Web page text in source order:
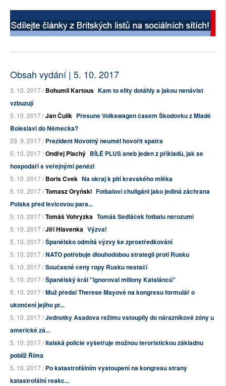
Obsah vydání | 5. 10. 2017
3. 10. 2017 /Bohumil Kartous Kam to elity dotáhly a jakou nenávist
vzbuzují
5. 10. 2017 /Jan Čulík Přesune Volkswagen časem Škodovku z Mladé
Boleslavi do Německa?
29. 9. 2017 /Prezident Novotný neuměl hovořit spatra
5. 10. 2017 /Ondřej Plachý BÍLÉ PLUS aneb jeden z příkladů, jak se
hospodaří s veřejnými penězi
5. 10. 2017 /Boris Cvek Na okraj k pití kravského mléka
5. 10. 2017 /Tomasz Oryński Fotbaloví chuligáni jako jediná záchrana
Polska před levicovou para...
5. 10. 2017 /Tomáš Vohryzka Tomáš Sedláček fotbalu nerozumí
5. 10. 2017 /Jiří Hlavenka Výzva!
5. 10. 2017 /Španělsko odmítá výzvy ke zprostředkování
5. 10. 2017 /NATO potřebuje dlouhodobou strategii proti Rusku
5. 10. 2017 /Současné ceny ropy Rusku nestačí
5. 10. 2017 /Španělský král "ignoroval miliony Katalánců"
5. 10. 2017 /Muž předal Therese Mayové na kongresu formulář o
ukončení jejího pr...
5. 10. 2017 /Jednotky Asadova režimu vstoupily do nárazníkové zóny u
americké zá...
5. 10. 2017 /Italská policie vyšetřuje možnou teroristickou základnu
poblíž Říma
5. 10. 2017 /Po katastrofálním vystoupení na kongresu strany
katastrofální reakc...